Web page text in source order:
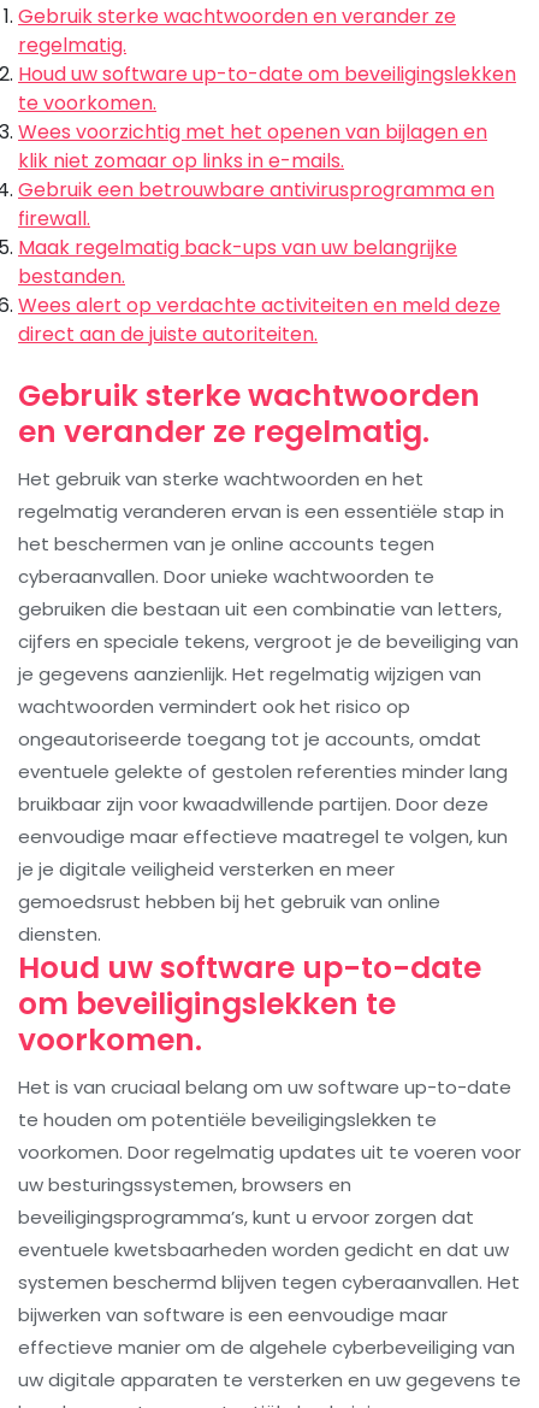
Gebruik sterke wachtwoorden en verander ze
regelmatig.
Houd uw software up-to-date om beveiligingslekken
te voorkomen.
Wees voorzichtig met het openen van bijlagen en
klik niet zomaar op links in e-mails.
Gebruik een betrouwbare antivirusprogramma en
firewall.
Maak regelmatig back-ups van uw belangrijke
bestanden.
Wees alert op verdachte activiteiten en meld deze
direct aan de juiste autoriteiten.
Gebruik sterke wachtwoorden
en verander ze regelmatig.
Het gebruik van sterke wachtwoorden en het
regelmatig veranderen ervan is een essentiële stap in
het beschermen van je online accounts tegen
cyberaanvallen. Door unieke wachtwoorden te
gebruiken die bestaan uit een combinatie van letters,
cijfers en speciale tekens, vergroot je de beveiliging van
je gegevens aanzienlijk. Het regelmatig wijzigen van
wachtwoorden vermindert ook het risico op
ongeautoriseerde toegang tot je accounts, omdat
eventuele gelekte of gestolen referenties minder lang
bruikbaar zijn voor kwaadwillende partijen. Door deze
eenvoudige maar effectieve maatregel te volgen, kun
je je digitale veiligheid versterken en meer
gemoedsrust hebben bij het gebruik van online
diensten.
Houd uw software up-to-date
om beveiligingslekken te
voorkomen.
Het is van cruciaal belang om uw software up-to-date
te houden om potentiële beveiligingslekken te
voorkomen. Door regelmatig updates uit te voeren voor
uw besturingssystemen, browsers en
beveiligingsprogramma’s, kunt u ervoor zorgen dat
eventuele kwetsbaarheden worden gedicht en dat uw
systemen beschermd blijven tegen cyberaanvallen. Het
bijwerken van software is een eenvoudige maar
effectieve manier om de algehele cyberbeveiliging van
uw digitale apparaten te versterken en uw gegevens te